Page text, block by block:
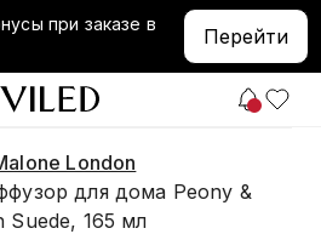
при заказе в
Перейти
London
для дома Peony &
Suede, 165 мл